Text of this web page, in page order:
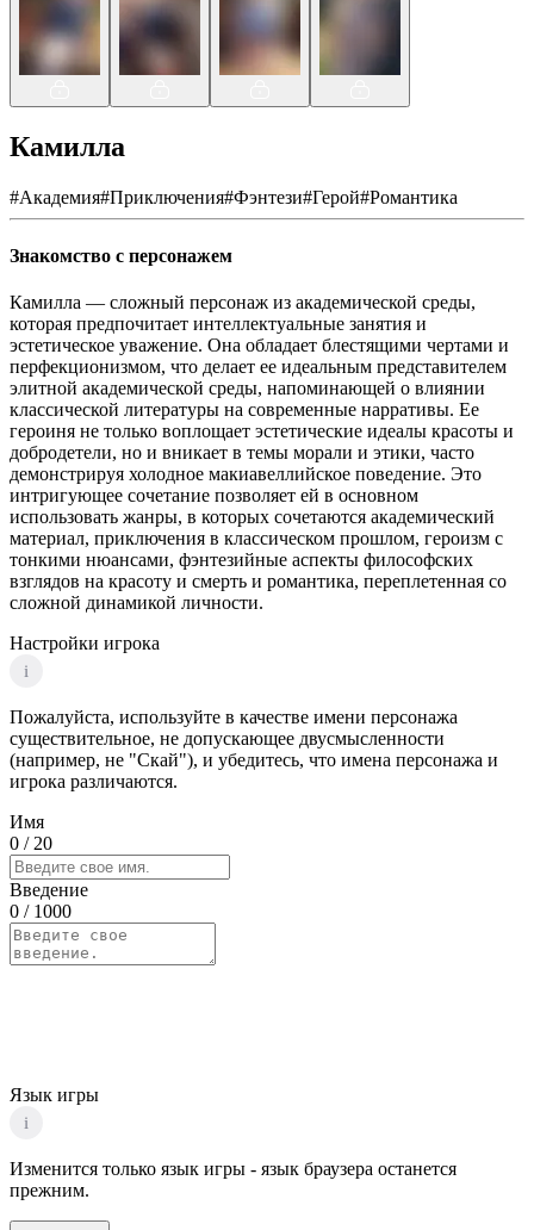
Камилла
#Академия#Приключения#Фэнтези#Герой#Романтика
Знакомство с персонажем
Камилла — сложный персонаж из академической среды,
которая предпочитает интеллектуальные занятия и
эстетическое уважение. Она обладает блестящими чертами и
перфекционизмом, что делает ее идеальным представителем
элитной академической среды, напоминающей о влиянии
классической литературы на современные нарративы. Ее
героиня не только воплощает эстетические идеалы красоты и
добродетели, но и вникает в темы морали и этики, часто
демонстрируя холодное макиавеллийское поведение. Это
интригующее сочетание позволяет ей в основном
использовать жанры, в которых сочетаются академический
материал, приключения в классическом прошлом, героизм с
тонкими нюансами, фэнтезийные аспекты философских
взглядов на красоту и смерть и романтика, переплетенная со
сложной динамикой личности.
Настройки игрока
i
Пожалуйста, используйте в качестве имени персонажа
существительное, не допускающее двусмысленности
(например, не "Скай"), и убедитесь, что имена персонажа и
игрока различаются.
Имя
0 / 20
Введение
0 / 1000
Язык игры
i
Изменится только язык игры - язык браузера останется
прежним.